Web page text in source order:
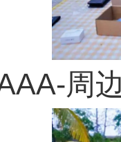
周